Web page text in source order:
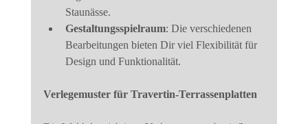
Staunässe.
Gestaltungsspielraum: Die verschiedenen
Bearbeitungen bieten Dir viel Flexibilität für
Design und Funktionalität.
Verlegemuster für Travertin-Terrassenplatten